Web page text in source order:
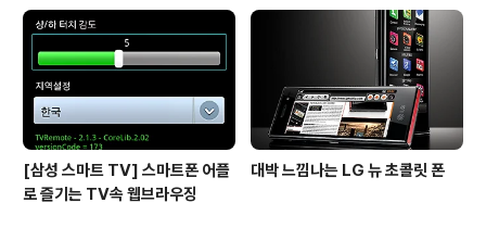
클릭해서 메세지를 읽을수 있습니다. 상대방이 메세지를
읽었는지 알고싶으면 왼쪽 아래편에 있는 "Notify me wh
en this note gets read"에 체크하면 아래와 같이 이메
일주소와 referen..
[삼성 스마트 TV] 스마트폰 어플
로 즐기는 TV속 웹브라우징
대박 느낌나는 LG 뉴 초콜릿 폰